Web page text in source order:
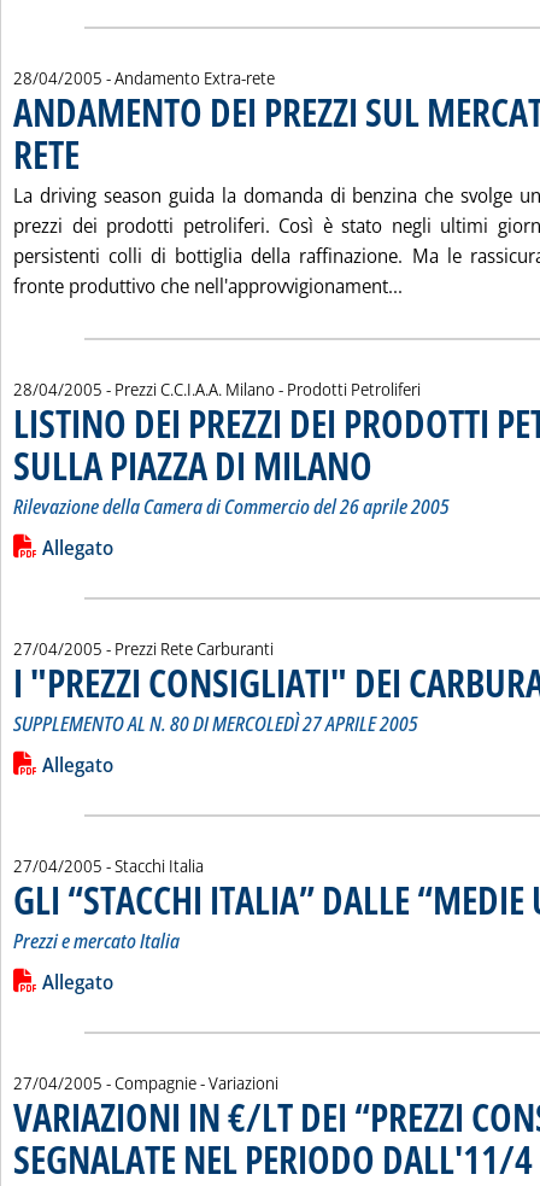
28/04/2005 - Andamento Extra-rete
ANDAMENTO DEI PREZZI SUL
RETE
La driving season guida la domanda di benzina che svolge
prezzi dei prodotti petroliferi. Così è stato negli ultimi
persistenti colli di bottiglia della raffinazione. Ma le
fronte produttivo che nell'approvvigionament...
28/04/2005 - Prezzi C.C.I.A.A. Milano - Prodotti Petroliferi
LISTINO DEI PREZZI DEI PRODOTTI
SULLA PIAZZA DI MILANO
Rilevazione della Camera di Commercio del 26 aprile 2005
Leggi tutta la notizia: 'LISTINO DEI PREZZI DEI PRODOTTI
Lista allegati PDF alla notizia
Allegato
27/04/2005 - Prezzi Rete Carburanti
I "PREZZI CONSIGLIATI" DEI
SUPPLEMENTO AL N. 80 DI MERCOLEDÌ 27 APRILE 2005
Leggi tutta la notizia: 'I "PREZZI CONSIGLIATI" DEI
Lista allegati PDF alla notizia
Allegato
27/04/2005 - Stacchi Italia
GLI “STACCHI ITALIA” DALLE “MEDIE
Prezzi e mercato Italia
Leggi tutta la notizia: 'GLI “STACCHI ITALIA” DALLE “MEDIE
Lista allegati PDF alla notizia
Allegato
27/04/2005 - Compagnie - Variazioni
VARIAZIONI IN €/LT DEI “PREZZI
SEGNALATE NEL PERIODO DALL'11/